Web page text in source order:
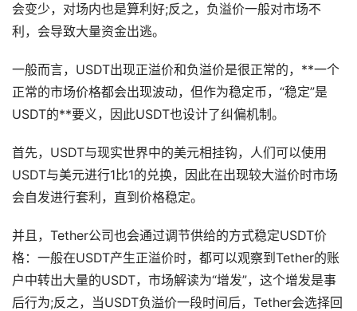
会变少，对场内也是算利好;反之，负溢价一般对市场不
利，会导致大量资金出逃。
一般而言，USDT出现正溢价和负溢价是很正常的，**一个
正常的市场价格都会出现波动，但作为稳定币，“稳定”是
USDT的**要义，因此USDT也设计了纠偏机制。
首先，USDT与现实世界中的美元相挂钩，人们可以使用
USDT与美元进行1比1的兑换，因此在出现较大溢价时市场
会自发进行套利，直到价格稳定。
并且，Tether公司也会通过调节供给的方式稳定USDT价
格：一般在USDT产生正溢价时，都可以观察到Tether的账
户中转出大量的USDT，市场解读为“增发”，这个增发是事
后行为;反之，当USDT负溢价一段时间后，Tether会选择回